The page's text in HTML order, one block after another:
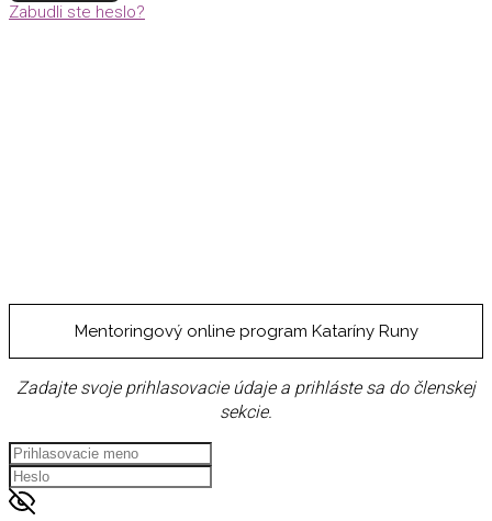
Zabudli ste heslo?
Mentoringový online program Kataríny Runy
Zadajte svoje prihlasovacie údaje a prihláste sa do členskej
sekcie.